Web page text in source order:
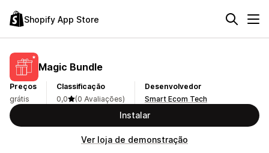
Shopify App Store
Magic Bundle
Preços
grátis
Classificação
0,0
(0 Avaliações)
Desenvolvedor
Smart Ecom Tech
Instalar
Ver loja de demonstração